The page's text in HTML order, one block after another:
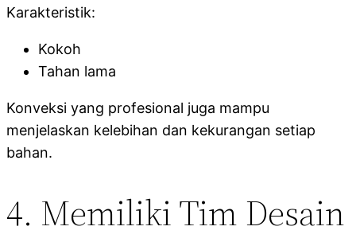
Karakteristik:
Kokoh
Tahan lama
Konveksi yang profesional juga mampu
menjelaskan kelebihan dan kekurangan setiap
bahan.
4. Memiliki Tim Desain